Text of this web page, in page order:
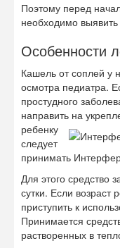
Поэтому перед
необходимо
Особенности
Кашель от соплей у
осмотра педиатра.
простудного
направить на
ребенку
следует
принимать
Для этого средство
сутки. Если
приступить к
Принимается
растворенных в